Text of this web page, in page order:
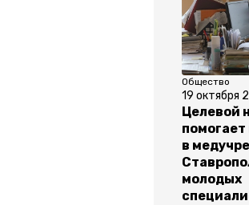
Общество
19 октября
Целевой
в
молодых